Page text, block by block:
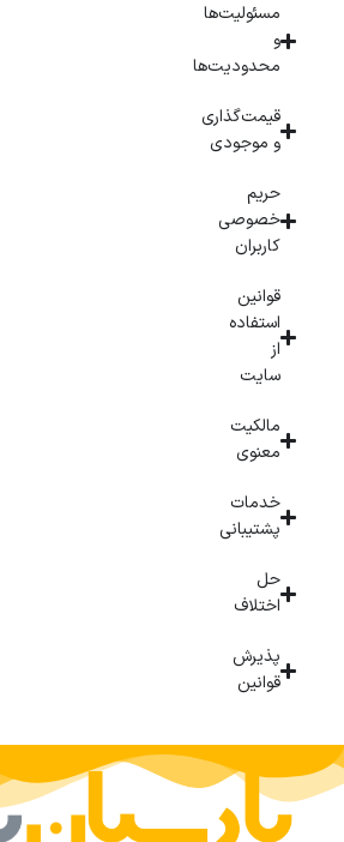
مسئولیت‌ها
و
محدودیت‌ها
قیمت‌گذاری
و موجودی
حریم
خصوصی
کاربران
قوانین
استفاده
از
سایت
مالکیت
معنوی
خدمات
پشتیبانی
حل
اختلاف
پذیرش
قوانین